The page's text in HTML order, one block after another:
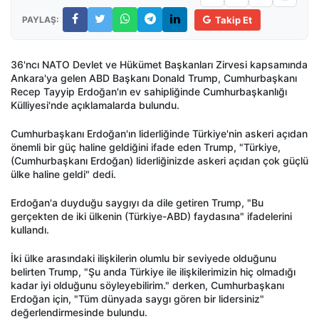
PAYLAŞ: Takip Et
36'ncı NATO Devlet ve Hükümet Başkanları Zirvesi kapsamında
Ankara'ya gelen ABD Başkanı Donald Trump, Cumhurbaşkanı
Recep Tayyip Erdoğan'ın ev sahipliğinde Cumhurbaşkanlığı
Külliyesi'nde açıklamalarda bulundu.
Cumhurbaşkanı Erdoğan'ın liderliğinde Türkiye'nin askeri açıdan
önemli bir güç haline geldiğini ifade eden Trump, "Türkiye,
(Cumhurbaşkanı Erdoğan) liderliğinizde askeri açıdan çok güçlü
ülke haline geldi" dedi.
Erdoğan'a duyduğu saygıyı da dile getiren Trump, "Bu
gerçekten de iki ülkenin (Türkiye-ABD) faydasına" ifadelerini
kullandı.
İki ülke arasındaki ilişkilerin olumlu bir seviyede olduğunu
belirten Trump, "Şu anda Türkiye ile ilişkilerimizin hiç olmadığı
kadar iyi olduğunu söyleyebilirim." derken, Cumhurbaşkanı
Erdoğan için, "Tüm dünyada saygı gören bir lidersiniz"
değerlendirmesinde bulundu.